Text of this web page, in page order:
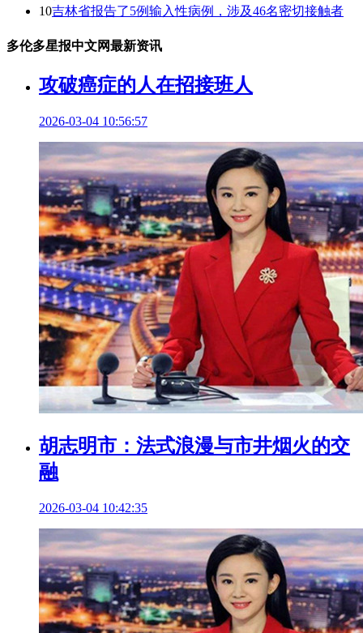
10吉林省报告了5例输入性病例，涉及46名密切接触者
多伦多星报中文网最新资讯
攻破癌症的人在招接班人
2026-03-04 10:56:57
胡志明市：法式浪漫与市井烟火的交
融
2026-03-04 10:42:35